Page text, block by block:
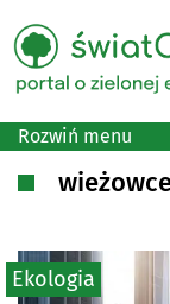
Rozwiń menu
Ekologia